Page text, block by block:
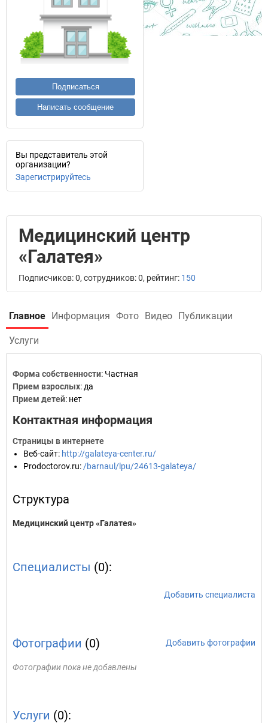
Подписаться
Написать сообщение
Вы представитель этой
организации?
Зарегистрируйтесь
Медицинский центр
«Галатея»
Подписчиков: 0, сотрудников: 0, рейтинг: 150
Главное Информация Фото Видео Публикации
Услуги
Форма собственности: Частная
Прием взрослых: да
Прием детей: нет
Контактная информация
Страницы в интернете
Веб-сайт: http://galateya-center.ru/
Prodoctorov.ru: /barnaul/lpu/24613-galateya/
Структура
Медицинский центр «Галатея»
Специалисты (0):
Добавить специалиста
Фотографии (0) Добавить фотографии
Фотографии пока не добавлены
Услуги (0):